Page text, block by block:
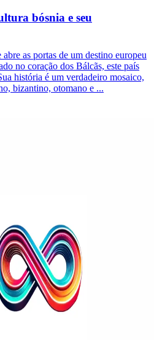
bósnia e seu
as portas de um destino europeu
no coração dos Bálcãs, este país
história é um verdadeiro mosaico,
bizantino, otomano e ...